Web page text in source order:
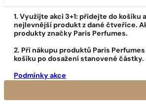
1. Využijte akci 3+1: přidejte do košíku
nejlevnější produkt z dané čtveřice.
produkty značky Paris Perfumes.
2. Při nákupu produktů Paris
košíku po dosažení stanovené částky.
Podmínky akce